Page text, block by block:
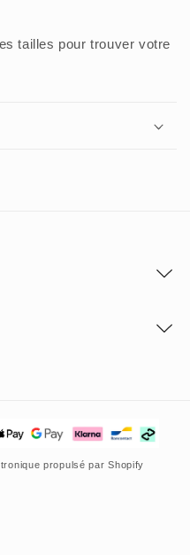
tailles pour trouver votre
propulsé par Shopify